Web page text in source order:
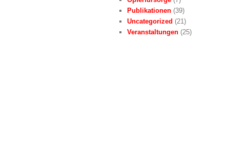
Publikationen (39)
Uncategorized (21)
Veranstaltungen (25)